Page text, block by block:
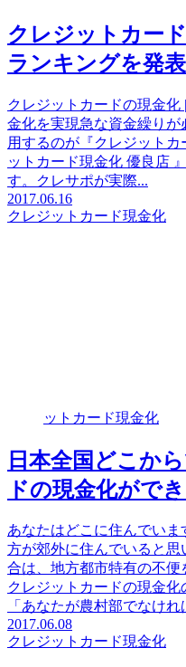
クレジットカー
ランキングを発表
クレジットカードの現金
金化を実現急な資金繰りが
用するのが『クレジット
ットカード現金化 優良店
す。クレサポが実際...
2017.06.16
クレジットカード現金化
ットカード現金化
日本全国どこか
ドの現金化がで
あなたはどこに住んでい
方が郊外に住んでいると
合は、地方都市特有の不便
クレジットカードの現金化
「あなたが農村部でなけれ
2017.06.08
クレジットカード現金化